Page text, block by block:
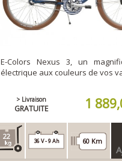
E-Colors Nexus 3, un
électrique aux couleurs de vos
> Livraison
GRATUITE 1
22
36 V - 9 Ah 60 Km